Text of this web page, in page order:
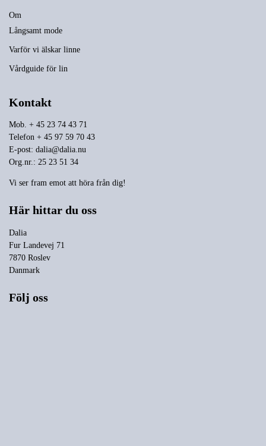
Om
Långsamt mode
Varför vi älskar linne
Vårdguide för lin
Kontakt
Mob. + 45 23 74 43 71
Telefon + 45 97 59 70 43
E-post: dalia@dalia.nu
Org.nr.: 25 23 51 34
Vi ser fram emot att höra från dig!
Här hittar du oss
Dalia
Fur Landevej 71
7870 Roslev
Danmark
Följ oss